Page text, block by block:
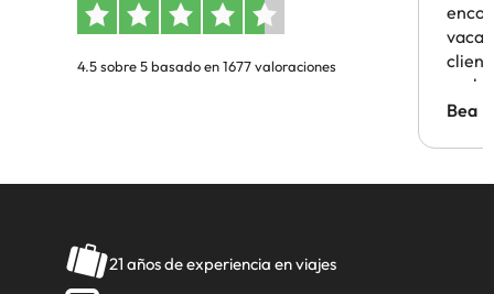
4.5 sobre 5 basado en 1677 valoraciones
Bea
21 años de experiencia en viajes